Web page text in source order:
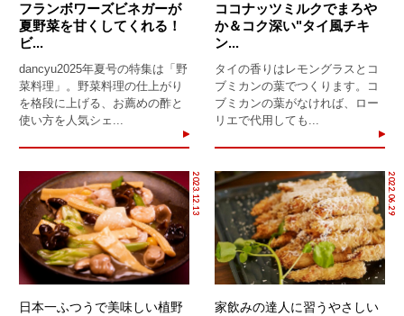
フランボワーズビネガーが
夏野菜を甘くしてくれる！
ビ...
dancyu2025年夏号の特集は「野
菜料理」。野菜料理の仕上がり
を格段に上げる、お薦めの酢と
使い方を人気シェ...
ココナッツミルクでまろや
か＆コク深い"タイ風チキ
ン...
タイの香りはレモングラスとコ
ブミカンの葉でつくります。コ
ブミカンの葉がなければ、ロー
リエで代用しても...
2023.12.13
日本一ふつうで美味しい植野
2022.06.29
家飲みの達人に習うやさしい